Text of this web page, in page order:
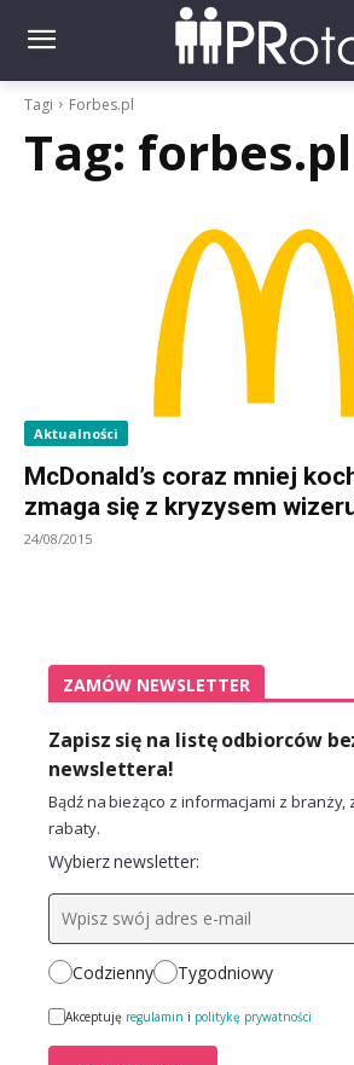
Tagi Forbes.pl
Tag: forbes.pl
Aktualności
McDonald’s coraz mniej
zmaga się z kryzysem
24/08/2015
ZAMÓW NEWSLETTER
Zapisz się na listę odbiorców
newslettera!
Bądź na bieżąco z informacjami z branży,
rabaty.
Wybierz newsletter:
Codzienny Tygodniowy
Akceptuję regulamin i politykę prywatności